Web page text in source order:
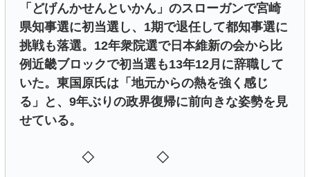
「どげんかせんといかん」のスローガンで宮崎
県知事選に初当選し、1期で退任して都知事選に
挑戦も落選。12年衆院選で日本維新の会から比
例近畿ブロックで初当選も13年12月に辞職して
いた。東国原氏は「地元からの熱を強く感じ
る」と、9年ぶりの政界復帰に前向きな姿勢を見
せている。
◇ ◇